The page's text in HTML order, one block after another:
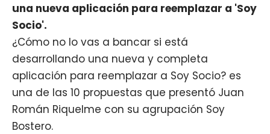
una nueva aplicación para reemplazar a 'Soy
Socio'.
¿Cómo no lo vas a bancar si está
desarrollando una nueva y completa
aplicación para reemplazar a Soy Socio? es
una de las 10 propuestas que presentó Juan
Román Riquelme con su agrupación Soy
Bostero.